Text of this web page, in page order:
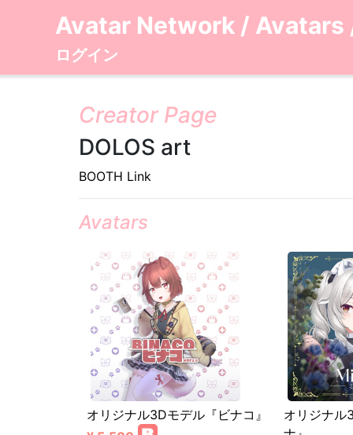
Avatar Network / Avatars
ログイン
Creator Page
DOLOS art
BOOTH Link
Avatars
オリジナル3Dモデル『ビナコ』
オリジナル